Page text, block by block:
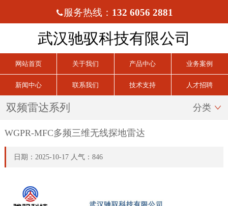
服务热线： 132 6056 2881
武汉驰驭科技有限公司
网站首页 关于我们 产品中心 业务案例
新闻中心 联系我们 技术支持 人才招聘
双频雷达系列 分类 
WGPR-MFC多频三维无线探地雷达
日期：2025-10-17 人气：846